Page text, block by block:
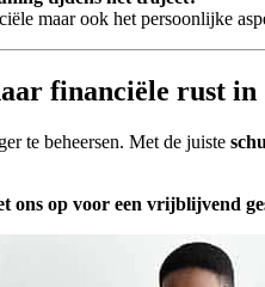
maar ook het persoonlijke
financiële rust in
te beheersen. Met de juiste
ons op voor een vrijblijvend